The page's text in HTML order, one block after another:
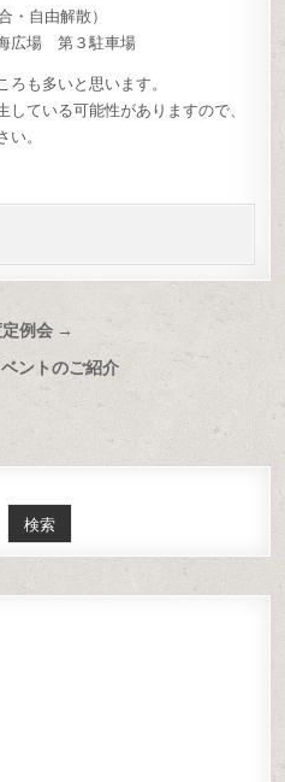
・自由解散）
広場 第３駐車場
も多いと思います。
ている可能性がありますので、
い。
例会 →
ントのご紹介
検索